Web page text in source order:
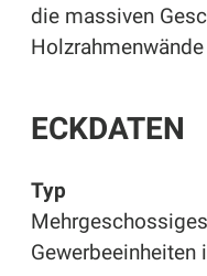
die massiven
ECKDATEN
Typ